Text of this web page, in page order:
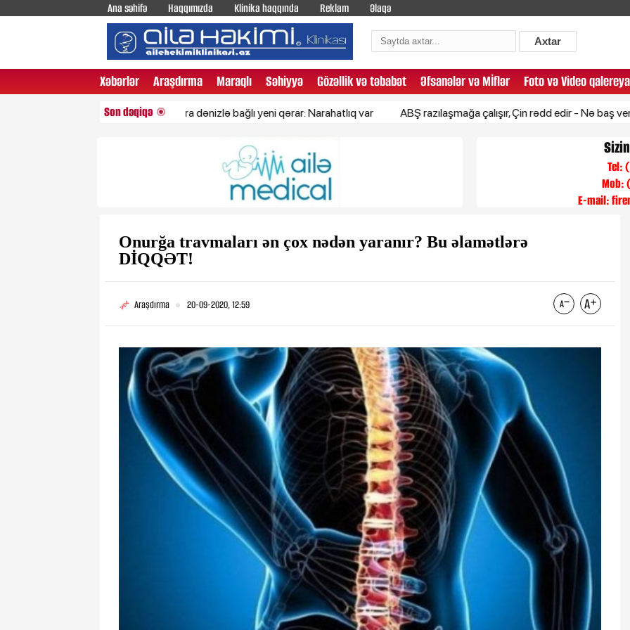
Ana səhifə Haqqımızda Klinika haqqında Reklam Əlaqə
Axtar
Xəbərlər Araşdırma Maraqlı Səhiyyə Gözəllik və təbabət Əfsanələr və Mİflər Foto və Video qalereya
Son dəqiqə
Türkiyədən Qara dənizlə bağlı yeni qərar: Narahatlıq var ABŞ razılaşmağa çalışır, Çin rədd edir - Nə baş verir?
Tel:
Mob:
E-mail:
Onurğa travmaları ən çox nədən yaranır? Bu əlamətlərə
DİQQƏT!
Araşdırma 20-09-2020, 12:59
Rusiya Xəzərdə bunun olmasını
istəyir, 4 ölkə təsdiqləyib –
Əraqçi
Türkiyədən Qara dənizlə bağlı
yeni qərar: Narahatlıq var